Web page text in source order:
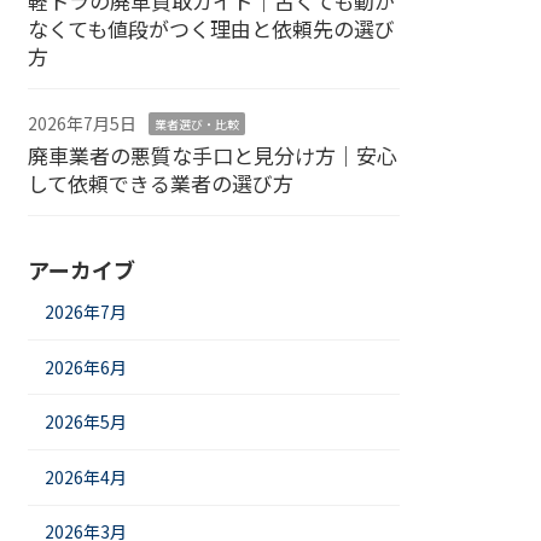
なくても値段がつく理由と依頼先の選び
方
2026年7月5日 業者選び・比較
廃車業者の悪質な手口と見分け方｜安心
して依頼できる業者の選び方
アーカイブ
2026年7月
2026年6月
2026年5月
2026年4月
2026年3月